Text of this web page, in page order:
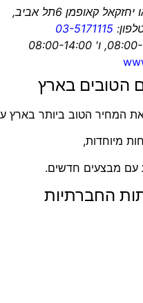
03-5171115
הטובים בארץ
המחיר הטוב ביותר בארץ
מיוחדות,
עם מבצעים חדשים.
החברתיות